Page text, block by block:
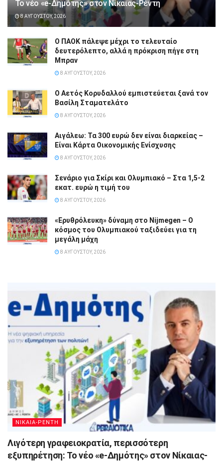
Το νέο «e-Δημότης» στον Νίκαιας-Ρέντη
8 ΑΥΓΟΎΣΤΟΥ, 2026
Ο ΠΑΟΚ πάλεψε μέχρι το τελευταίο
δευτερόλεπτο, αλλά η πρόκριση πήγε στη
Μπραν
8 ΑΥΓΟΎΣΤΟΥ, 2026
Ο Αετός Κορυδαλλού εμπιστεύεται ξανά τον
Βασίλη Σταματελάτο
8 ΑΥΓΟΎΣΤΟΥ, 2026
Αιγάλεω: Τα 300 ευρώ δεν είναι διαρκείας –
Είναι Κάρτα Οικονομικής Ενίσχυσης
8 ΑΥΓΟΎΣΤΟΥ, 2026
Σενάριο για Σκίρι και Ολυμπιακό – Στα 1,5-2
εκατ. ευρώ η τιμή του
8 ΑΥΓΟΎΣΤΟΥ, 2026
«Ερυθρόλευκη» δύναμη στο Nijmegen – Ο
κόσμος του Ολυμπιακού ταξιδεύει για τη
μεγάλη μάχη
8 ΑΥΓΟΎΣΤΟΥ, 2026
ΝΙΚΑΙΑ-ΡΕΝΤΗ
Λιγότερη γραφειοκρατία, περισσότερη
εξυπηρέτηση: Το νέο «e-Δημότης» στον Νίκαιας-